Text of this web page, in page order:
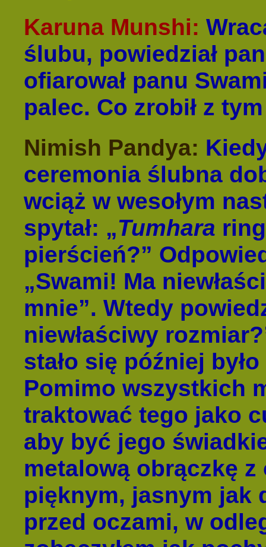
Karuna Munshi:
ślubu, powiedział
ofiarował panu
palec. Co zrobił z
Nimish Pandya:
ceremonia ślubna
wciąż w wesołym
spytał: „Tumhara
pierścień?”
„Swami! Ma
mnie”. Wtedy
niewłaściwy
stało się później
Pomimo wszystkich
traktować tego jako
aby być jego
metalową obrączkę
pięknym, jasnym jak
przed oczami, w